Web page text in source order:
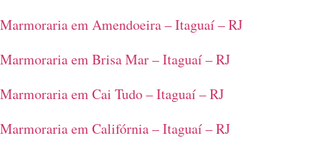
Marmoraria em Amendoeira – Itaguaí – RJ
Marmoraria em Brisa Mar – Itaguaí – RJ
Marmoraria em Cai Tudo – Itaguaí – RJ
Marmoraria em Califórnia – Itaguaí – RJ